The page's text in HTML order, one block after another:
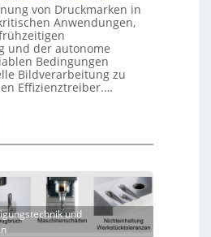
von Druckmarken in
Anwendungen,
und der autonome
Bedingungen
Bildverarbeitung zu
Effizienztreiber.…
und